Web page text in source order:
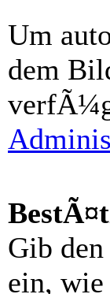
Um
dem
Gib den
ein, wie